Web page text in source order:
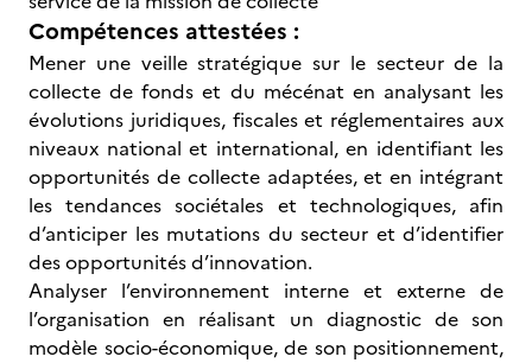
Compétences attestées :
Mener une veille stratégique sur le secteur de la
collecte de fonds et du mécénat en analysant les
évolutions juridiques, fiscales et réglementaires aux
niveaux national et international, en identifiant les
opportunités de collecte adaptées, et en intégrant
les tendances sociétales et technologiques, afin
d’anticiper les mutations du secteur et d’identifier
des opportunités d’innovation.
Analyser l’environnement interne et externe de
l’organisation en réalisant un diagnostic de son
modèle socio-économique, de son positionnement,